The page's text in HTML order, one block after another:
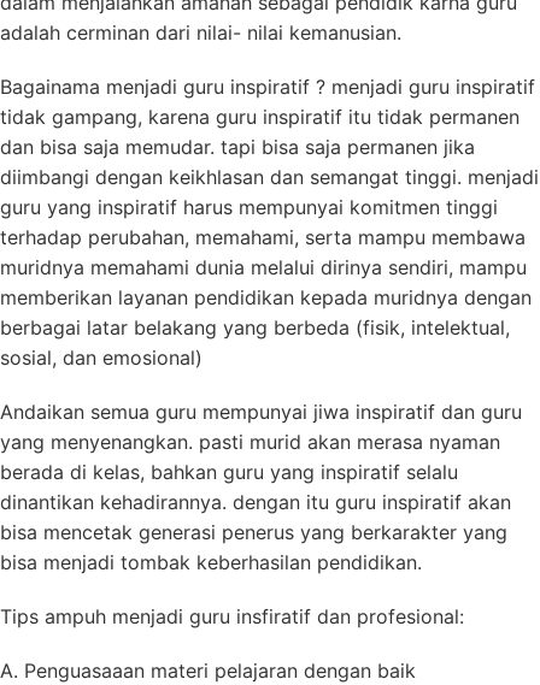
adalah cerminan dari nilai- nilai kemanusian.
Bagainama menjadi guru inspiratif ? menjadi guru inspiratif
tidak gampang, karena guru inspiratif itu tidak permanen
dan bisa saja memudar. tapi bisa saja permanen jika
diimbangi dengan keikhlasan dan semangat tinggi. menjadi
guru yang inspiratif harus mempunyai komitmen tinggi
terhadap perubahan, memahami, serta mampu membawa
muridnya memahami dunia melalui dirinya sendiri, mampu
memberikan layanan pendidikan kepada muridnya dengan
berbagai latar belakang yang berbeda (fisik, intelektual,
sosial, dan emosional)
Andaikan semua guru mempunyai jiwa inspiratif dan guru
yang menyenangkan. pasti murid akan merasa nyaman
berada di kelas, bahkan guru yang inspiratif selalu
dinantikan kehadirannya. dengan itu guru inspiratif akan
bisa mencetak generasi penerus yang berkarakter yang
bisa menjadi tombak keberhasilan pendidikan.
Tips ampuh menjadi guru insfiratif dan profesional:
A. Penguasaaan materi pelajaran dengan baik